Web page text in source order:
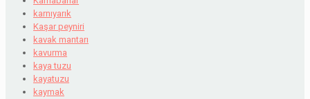
karnıyarık
Kaşar peyniri
kavak mantarı
kavurma
kaya tuzu
kayatuzu
kaymak